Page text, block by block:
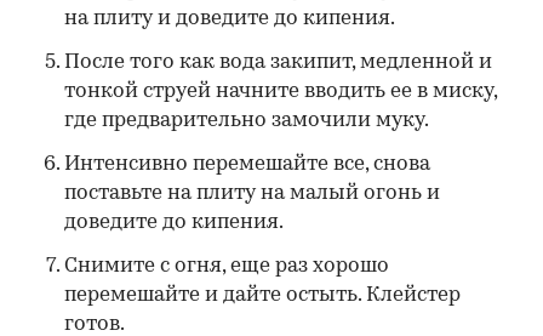
на плиту и доведите до кипения.
После того как вода закипит, медленной и
тонкой струей начните вводить ее в миску,
где предварительно замочили муку.
Интенсивно перемешайте все, снова
поставьте на плиту на малый огонь и
доведите до кипения.
Снимите с огня, еще раз хорошо
перемешайте и дайте остыть. Клейстер
готов.